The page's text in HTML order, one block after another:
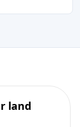
högre
land